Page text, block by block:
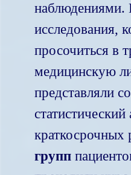
наблюдениями.
исследования,
просочиться в
медицинскую
представляли
статистический
краткосрочных
групп